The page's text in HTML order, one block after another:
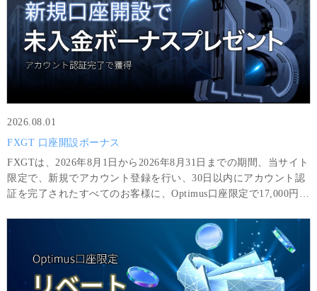
2026.08.01
FXGT 口座開設ボーナス
FXGTは、2026年8月1日から2026年8月31日までの期間、当サイト
限定で、新規でアカウント登録を行い、30日以内にアカウント認
証を完了されたすべてのお客様に、Optimus口座限定で17,000円分
た利益は、6GTLot（＝600,000 USD相当額）以上の取引と最低8
回の取引を完了した場合に限り出金可能です。